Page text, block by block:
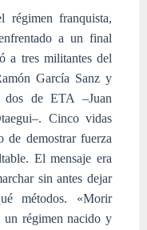
franquista,
a un final
a tres militantes del
García Sanz y
de ETA –Juan
Cinco vidas
de demostrar fuerza
El mensaje era
sin antes dejar
métodos. «Morir
un régimen nacido y